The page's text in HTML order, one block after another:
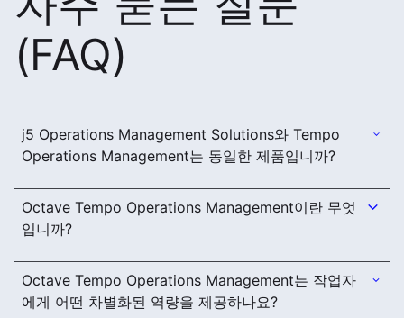
(FAQ)
j5 Operations Management Solutions와 Tempo
Operations Management는 동일한 제품입니까?
Octave Tempo Operations Management이란 무엇
입니까?
Octave Tempo Operations Management는 작업자
에게 어떤 차별화된 역량을 제공하나요?